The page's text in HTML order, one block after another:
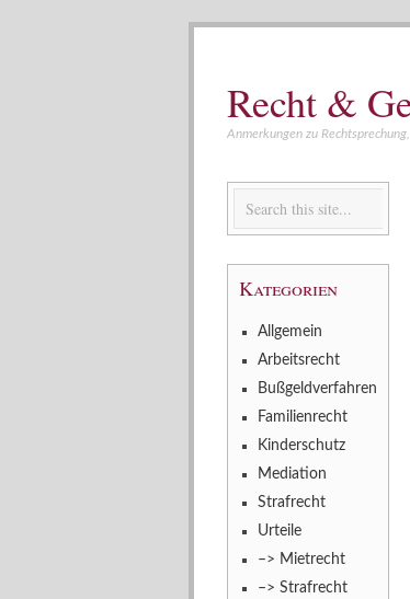
Recht &
Anmerkungen zu
Kategorien
Allgemein
Arbeitsrecht
Bußgeldverfahren
Familienrecht
Kinderschutz
Mediation
Strafrecht
Urteile
–> Mietrecht
–> Strafrecht